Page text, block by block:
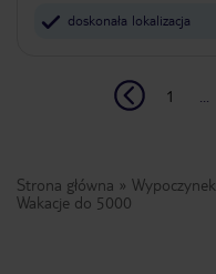
doskonała lokalizacja
1
Strona główna Wypoczynek
Wakacje do 5000